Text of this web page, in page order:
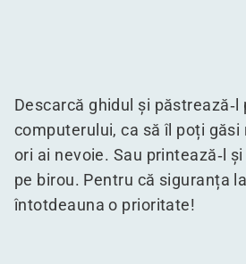
Descarcă ghidul și păstrează‑l
computerului, ca să îl poți găsi
ori ai nevoie. Sau printează‑l
pe birou. Pentru că siguranța
întotdeauna o prioritate!